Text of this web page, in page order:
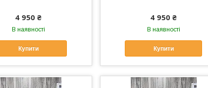
4 950 ₴
В наявності
Купити
4 950 ₴
В наявності
Купити